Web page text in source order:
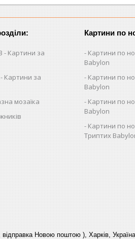
- Картини за
Картини за
мозаїка
Картини по
Картини по
Babylon
Картини по
Babylon
Картини по
Babylon
Картини по
Триптих
Новою поштою ), Харків, Україна